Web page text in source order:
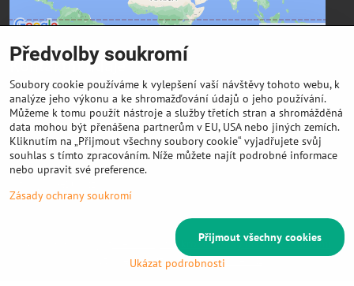
Kontaktní údaje
FIBER3D Co., limited
Phone:
+86 131 4701 8937 (China) - hlavní sídlo
E-mail:
Předvolby soukromíZásady ochrany soukromí
Vytvořeno systémem:ByznysWeb.cz
Předvolby soukromí
Soubory cookie používáme k vylepšení vaší návštěvy tohoto webu, k
analýze jeho výkonu a ke shromažďování údajů o jeho používání.
Můžeme k tomu použít nástroje a služby třetích stran a shromážděná
data mohou být přenášena partnerům v EU, USA nebo jiných zemích.
Kliknutím na „Přijmout všechny soubory cookie“ vyjadřujete svůj
souhlas s tímto zpracováním. Níže můžete najít podrobné informace
nebo upravit své preference.
Zásady ochrany soukromí
Ukázat podrobnosti
Přijmout všechny cookies